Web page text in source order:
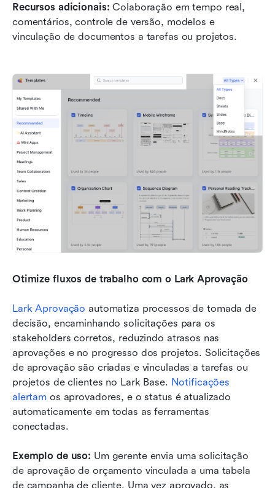
Recursos adicionais: Colaboração em tempo real,
comentários, controle de versão, modelos e
vinculação de documentos a tarefas ou projetos.
Otimize fluxos de trabalho com o Lark Aprovação
Lark Aprovação automatiza processos de tomada de
decisão, encaminhando solicitações para os
stakeholders corretos, reduzindo atrasos nas
aprovações e no progresso dos projetos. Solicitações
de aprovação são criadas e vinculadas a tarefas ou
projetos de clientes no Lark Base. Notificações
alertam os aprovadores, e o status é atualizado
automaticamente em todas as ferramentas
conectadas.
Exemplo de uso: Um gerente envia uma solicitação
de aprovação de orçamento vinculada a uma tabela
de campanha de cliente. Uma vez aprovado, as